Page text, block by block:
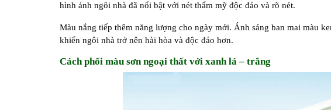
hình ảnh ngôi nhà đã nổi bật với nét thẩm mỹ độc đáo và rõ nét.
Màu nắng tiếp thêm năng lượng cho ngày mới. Ánh sáng ban mai màu
khiến ngôi nhà trở nên hài hòa và độc đáo hơn.
Cách phối màu sơn ngoại thất với xanh lá – trắng